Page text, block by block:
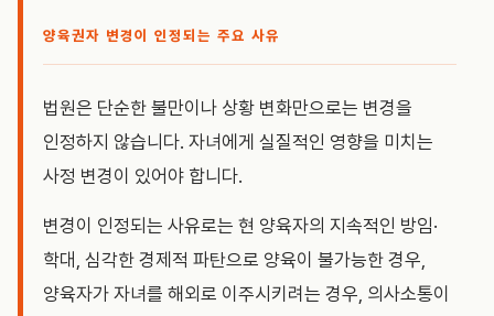
양육권자 변경이 인정되는 주요 사유
법원은 단순한 불만이나 상황 변화만으로는 변경을
인정하지 않습니다. 자녀에게 실질적인 영향을 미치는
사정 변경이 있어야 합니다.
변경이 인정되는 사유로는 현 양육자의 지속적인 방임·
학대, 심각한 경제적 파탄으로 양육이 불가능한 경우,
양육자가 자녀를 해외로 이주시키려는 경우, 의사소통이